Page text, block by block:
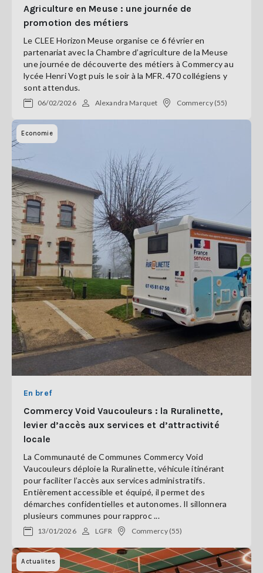
Agriculture en Meuse : une journée de
promotion des métiers
Le CLEE Horizon Meuse organise ce 6 février en
partenariat avec la Chambre d’agriculture de la Meuse
une journée de découverte des métiers à Commercy au
lycée Henri Vogt puis le soir à la MFR. 470 collégiens y
sont attendus.
06/02/2026 Alexandra Marquet Commercy (55)
Economie
En bref
Commercy Void Vaucouleurs : la Ruralinette,
levier d’accès aux services et d’attractivité
locale
La Communauté de Communes Commercy Void
Vaucouleurs déploie la Ruralinette, véhicule itinérant
pour faciliter l’accès aux services administratifs.
Entièrement accessible et équipé, il permet des
démarches confidentielles et autonomes. Il sillonnera
plusieurs communes pour rapproc ...
13/01/2026 LGFR Commercy (55)
Actualites